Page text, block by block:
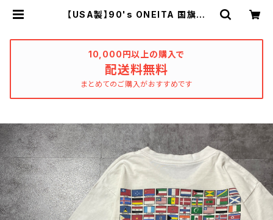
【USA製】90's ONEITA 国旗総
clothing_katharsis
10,000円以上の購入で
配送料無料
まとめてのご購入がおすすめです